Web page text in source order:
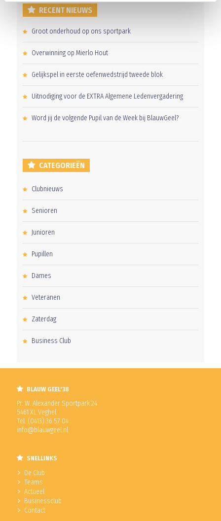
RECENT NIEUWS
Groot onderhoud op ons sportpark
Overwinning op Mierlo Hout
Gelijkspel in eerste oefenwedstrijd tweede blok
Uitnodiging voor de EXTRA Algemene Ledenvergadering
Word jij de volgende Pupil van de Week bij BlauwGeel?
CATEGORIEËN
Clubnieuws
Senioren
Junioren
Pupillen
Dames
Veteranen
Zaterdag
Business Club
BLAUW GEEL'38
Pr. W. Alexander Sportpark 24
5461 XL Veghel
Tel. (0413) 36 57 04
info@blauwgeel.nl
SNELLINKS
De Club
Teams
Actueel
Businessclub
Contact